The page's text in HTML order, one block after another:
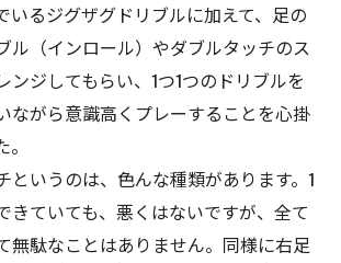
いるジグザグドリブルに加えて、足の
ル（インロール）やダブルタッチのス
ンジしてもらい、1つ1つのドリブルを
ながら意識高くプレーすることを心掛
というのは、色んな種類があります。1
きていても、悪くはないですが、全て
無駄なことはありません。同様に右足